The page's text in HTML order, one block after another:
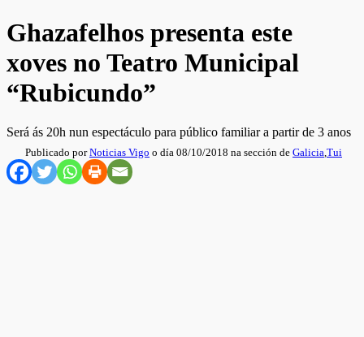
Ghazafelhos presenta este
xoves no Teatro Municipal
“Rubicundo”
Será ás 20h nun espectáculo para público familiar a partir de 3 anos
Publicado porNoticias Vigo o día 08/10/2018 na sección de Galicia,Tui